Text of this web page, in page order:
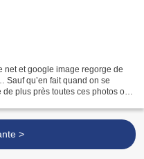
net et google image regorge de
qu’en fait quand on se
plus près toutes ces photos ont
>